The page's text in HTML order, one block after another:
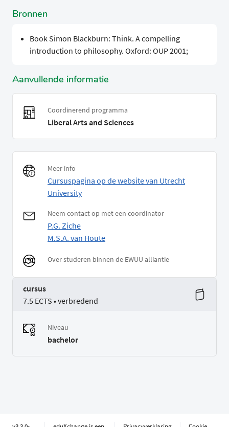
Bronnen
Book Simon Blackburn: Think. A compelling
introduction to philosophy. Oxford: OUP 2001;
Aanvullende informatie
Coordinerend programma
Liberal Arts and Sciences
Meer info
Cursuspagina op de website van Utrecht
University
Neem contact op met een coordinator
P.G. Ziche
M.S.A. van Houte
Over studeren binnen de EWUU alliantie
cursus
7.5 ECTS • verbredend
Niveau
bachelor